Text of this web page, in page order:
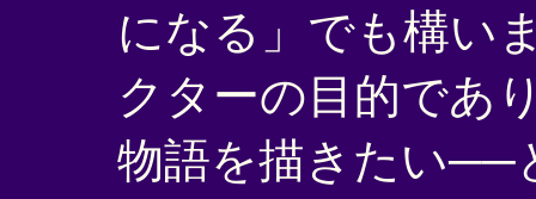
になる」でも構い
クターの目的であ
物語を描きたい──